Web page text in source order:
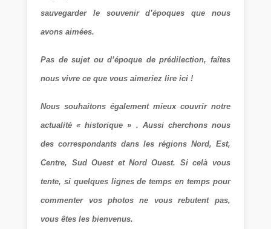
sauvegarder le souvenir d’époques que nous
avons aimées.
Pas de sujet ou d’époque de prédilection, faîtes
nous vivre ce que vous aimeriez lire ici !
Nous souhaitons également mieux couvrir notre
actualité « historique » . Aussi cherchons nous
des correspondants dans les régions Nord, Est,
Centre, Sud Ouest et Nord Ouest. Si celà vous
tente, si quelques lignes de temps en temps pour
commenter vos photos ne vous rebutent pas,
vous êtes les bienvenus.